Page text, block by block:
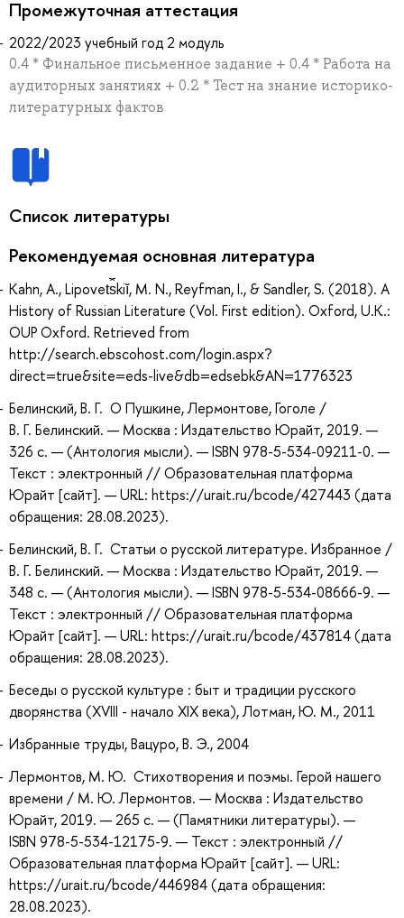
Промежуточная аттестация
2022/2023 учебный год 2 модуль
0.4 * Финальное письменное задание + 0.4 * Работа на
аудиторных занятиях + 0.2 * Тест на знание историко-
литературных фактов
Список литературы
Рекомендуемая основная литература
Kahn, A., Lipovet︠s︡kiĭ, M. N., Reyfman, I., & Sandler, S. (2018). A
History of Russian Literature (Vol. First edition). Oxford, U.K.:
OUP Oxford. Retrieved from
http://search.ebscohost.com/login.aspx?
direct=true&site=eds-live&db=edsebk&AN=1776323
Белинский, В. Г. О Пушкине, Лермонтове, Гоголе /
В. Г. Белинский. — Москва : Издательство Юрайт, 2019. —
326 с. — (Антология мысли). — ISBN 978-5-534-09211-0. —
Текст : электронный // Образовательная платформа
Юрайт [сайт]. — URL: https://urait.ru/bcode/427443 (дата
обращения: 28.08.2023).
Белинский, В. Г. Статьи о русской литературе. Избранное /
В. Г. Белинский. — Москва : Издательство Юрайт, 2019. —
348 с. — (Антология мысли). — ISBN 978-5-534-08666-9. —
Текст : электронный // Образовательная платформа
Юрайт [сайт]. — URL: https://urait.ru/bcode/437814 (дата
обращения: 28.08.2023).
Беседы о русской культуре : быт и традиции русского
дворянства (XVIII - начало XIX века), Лотман, Ю. М., 2011
Избранные труды, Вацуро, В. Э., 2004
Лермонтов, М. Ю. Стихотворения и поэмы. Герой нашего
времени / М. Ю. Лермонтов. — Москва : Издательство
Юрайт, 2019. — 265 с. — (Памятники литературы). —
ISBN 978-5-534-12175-9. — Текст : электронный //
Образовательная платформа Юрайт [сайт]. — URL:
https://urait.ru/bcode/446984 (дата обращения:
28.08.2023).